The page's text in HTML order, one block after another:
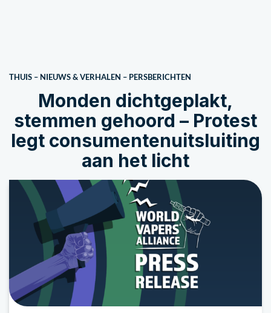
THUIS – NIEUWS & VERHALEN – PERSBERICHTEN
Monden dichtgeplakt,
stemmen gehoord – Protest
legt consumentenuitsluiting
aan het licht